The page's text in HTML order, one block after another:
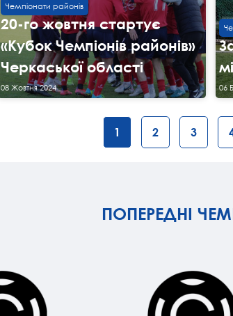
Чемпіонати районів
20-го жовтня стартує
«Кубок Чемпіонів районів»
Черкаської області
08 Жовтня 2024 06
1 2 3
ПОПЕРЕДНІ